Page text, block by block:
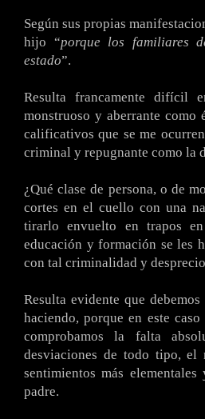
Según sus propias
hijo “porque los familiares
estado”.
Resulta francamente difícil
monstruoso y aberrante como
calificativos que se me
criminal y repugnante como la
¿Qué clase de persona, o de
cortes en el cuello con una
tirarlo envuelto en trapos
educación y formación se les
con tal criminalidad y
Resulta evidente que
haciendo, porque en este
comprobamos la falta
desviaciones de todo tipo,
sentimientos más
padre.